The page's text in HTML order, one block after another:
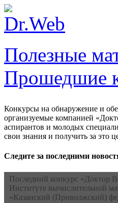
Полезные
Прошедшие
Конкурсы на обнаружение и
организуемые компанией
аспирантов и молодых
свои знания и получить за это
Следите за последними
Последний конкурс «Доктор
Институте вычислительной
«Казанский (Приволжский)